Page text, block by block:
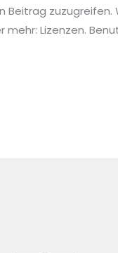
mehr: Lizenzen.